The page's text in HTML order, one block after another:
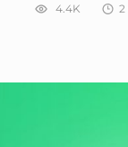
4.4K 2